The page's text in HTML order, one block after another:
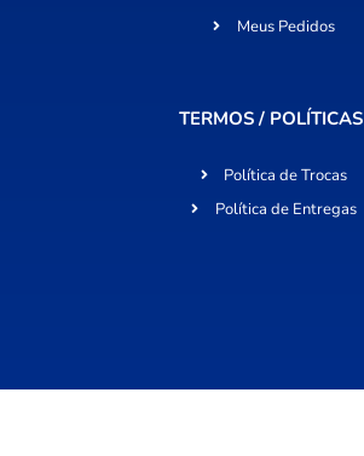
Meus Pedidos
TERMOS / POLÍTICAS
Política de Trocas
Política de Entregas